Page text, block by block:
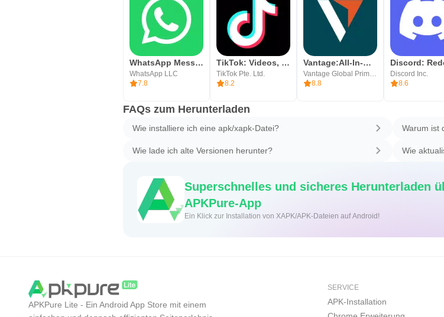
WhatsApp Messenger
WhatsApp LLC
7.8
TikTok: Videos, Lives & Musik
TikTok Pte. Ltd.
8.2
Vantage:All-In-One Trading App
Vantage Global Prime PTY LTD
8.8
Discord Inc.
8.6
FAQs zum Herunterladen
Wie installiere ich eine apk/xapk-Datei? Warum ist
Wie lade ich alte Versionen herunter? Wie
Superschnelles und sicheres Herunterladen
APKPure-App
Ein Klick zur Installation von XAPK/APK-Dateien auf Android!
APKPure Lite - Ein Android App Store mit einem
SERVICE
APK-Installation